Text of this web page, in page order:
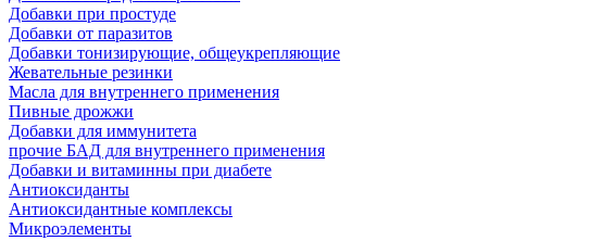
Добавки при простуде
Добавки от паразитов
Добавки тонизирующие, общеукрепляющие
Жевательные резинки
Масла для внутреннего применения
Пивные дрожжи
Добавки для иммунитета
прочие БАД для внутреннего применения
Добавки и витаминны при диабете
Антиоксиданты
Антиоксидантные комплексы
Микроэлементы